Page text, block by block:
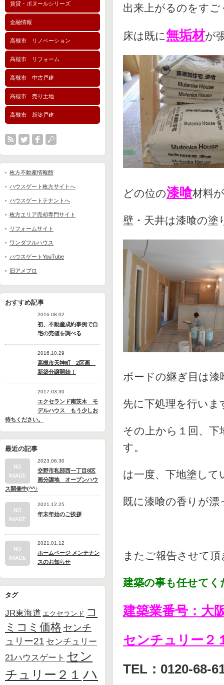
賃貸・ボヌールシリーズ
金融情報
高槻市 リノベーション
高槻市 リフォーム
高槻市 中古戸建
高槻市 売り土地
高槻市 新築戸建
枚方不動産情報館
ハウスゲート枚方サイトへ
ハウスゲートテナントへ
枚方エリア売却専門サイト
リフォームサイト
ワンダフルハウス
ハウスゲートYouTube
旧アメブロ
おすすめ記事
2016.08.02
初、不動産成約事例で自
宅の売値を調べる
2016.10.29
高槻市天神町 2区画
新築分譲開始！
2017.03.30
エクセランド南茨木 モ
デルハウス もう少しお
待ちください。
最近の記事
2023.06.30
交野市私部西一丁目8区
画分譲地 オープンハウ
ス開催中(^^♪
2021.12.25
年末年始のご挨拶
2021.01.12
ホームページ メンテナン
スのお知らせ
タグ
JR東海道 エクセランド コ
ミコミ価格 センチ
ュリー21 センチュリー
21ハウスゲート セン
チュリー２１ ハ
出来上がるのをす
床は既に無垢材が
どの位の漆喰材料
壁・天井は漆喰の塗
ボードの継ぎ目は
先に下処理を行いま
その上から１回、
す。
は一度、下地塗して
既に漆喰の香りが
またご報告させて
建築の事も任せてく
建築業番号：大
センチュリー２
TEL：0120-68-